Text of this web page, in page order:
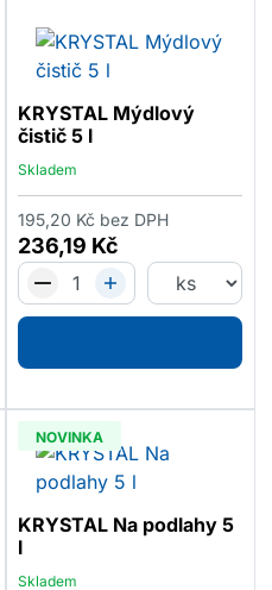
KRYSTAL Mýdlový
čistič 5 l
Skladem
236,19 Kč
195,20 Kč bez DPH
NOVINKA
KRYSTAL Na podlahy 5
l
Skladem